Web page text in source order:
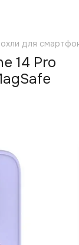
для
14 Pro